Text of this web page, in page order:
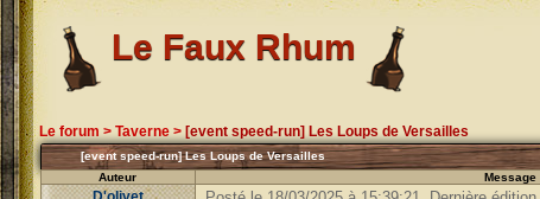
Le Faux Rhum
Le forum > Taverne > [event speed-run] Les Loups de Versailles
[event speed-run] Les Loups de Versailles
Auteur Message